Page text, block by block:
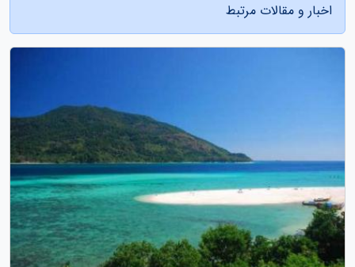
اخبار و مقالات مرتبط